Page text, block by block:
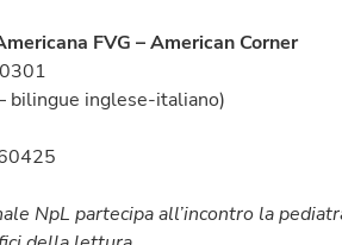
FVG – American Corner
inglese-italiano)
NpL partecipa all’incontro la